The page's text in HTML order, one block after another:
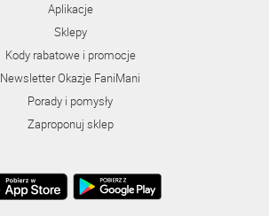
Aplikacje
Sklepy
Kody rabatowe i promocje
Newsletter Okazje FaniMani
Porady i pomysły
Zaproponuj sklep